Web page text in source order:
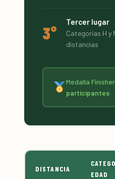
3°
Tercer lugar
Categorías H y
distancias
Medalla
participantes
DISTANCIA
EDAD